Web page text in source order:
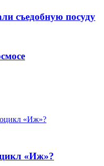
съедобную посуду
«Иж»?